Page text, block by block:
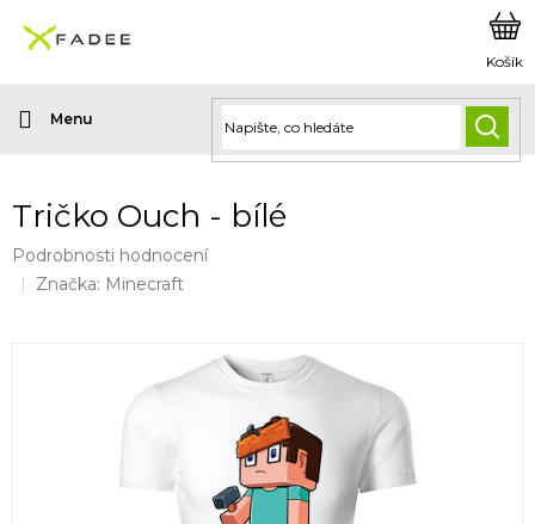
obsah
Tričko Ouch - bílé
Průměrné
hodnocení
Podrobnosti hodnocení
Značka: Minecraft